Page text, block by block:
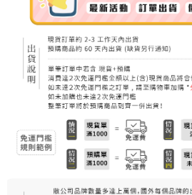
每筆NT$80，滿NT$999(含以上)免運費
每筆NT$80，滿NT$999(含以上)免運費
7-11取貨付款
每筆NT$80，滿NT$999(含以上)免運費
7-11純取貨 (先付款
每筆NT$80，滿NT$999(含以上)免運費
每筆NT$100，滿NT$999(含以上)免運費